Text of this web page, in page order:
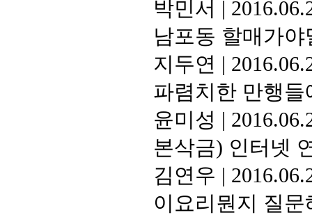
박민서 |
남포동 할매가
지두연 |
파렴치한 만행
윤미성 |
본삭금) 인터넷
김연우 |
이요리뭔지 질문